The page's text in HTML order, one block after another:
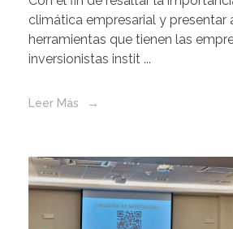
climática empresarial y presentar
herramientas que tienen las
inversionistas instit ...
Leer Más